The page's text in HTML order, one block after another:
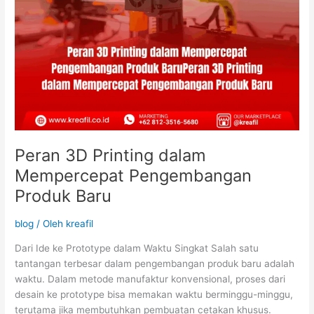
Peran 3D Printing dalam
Mempercepat Pengembangan
Produk Baru
blog / Oleh kreafil
Dari Ide ke Prototype dalam Waktu Singkat Salah satu
tantangan terbesar dalam pengembangan produk baru adalah
waktu. Dalam metode manufaktur konvensional, proses dari
desain ke prototype bisa memakan waktu berminggu-minggu,
terutama jika membutuhkan pembuatan cetakan khusus.